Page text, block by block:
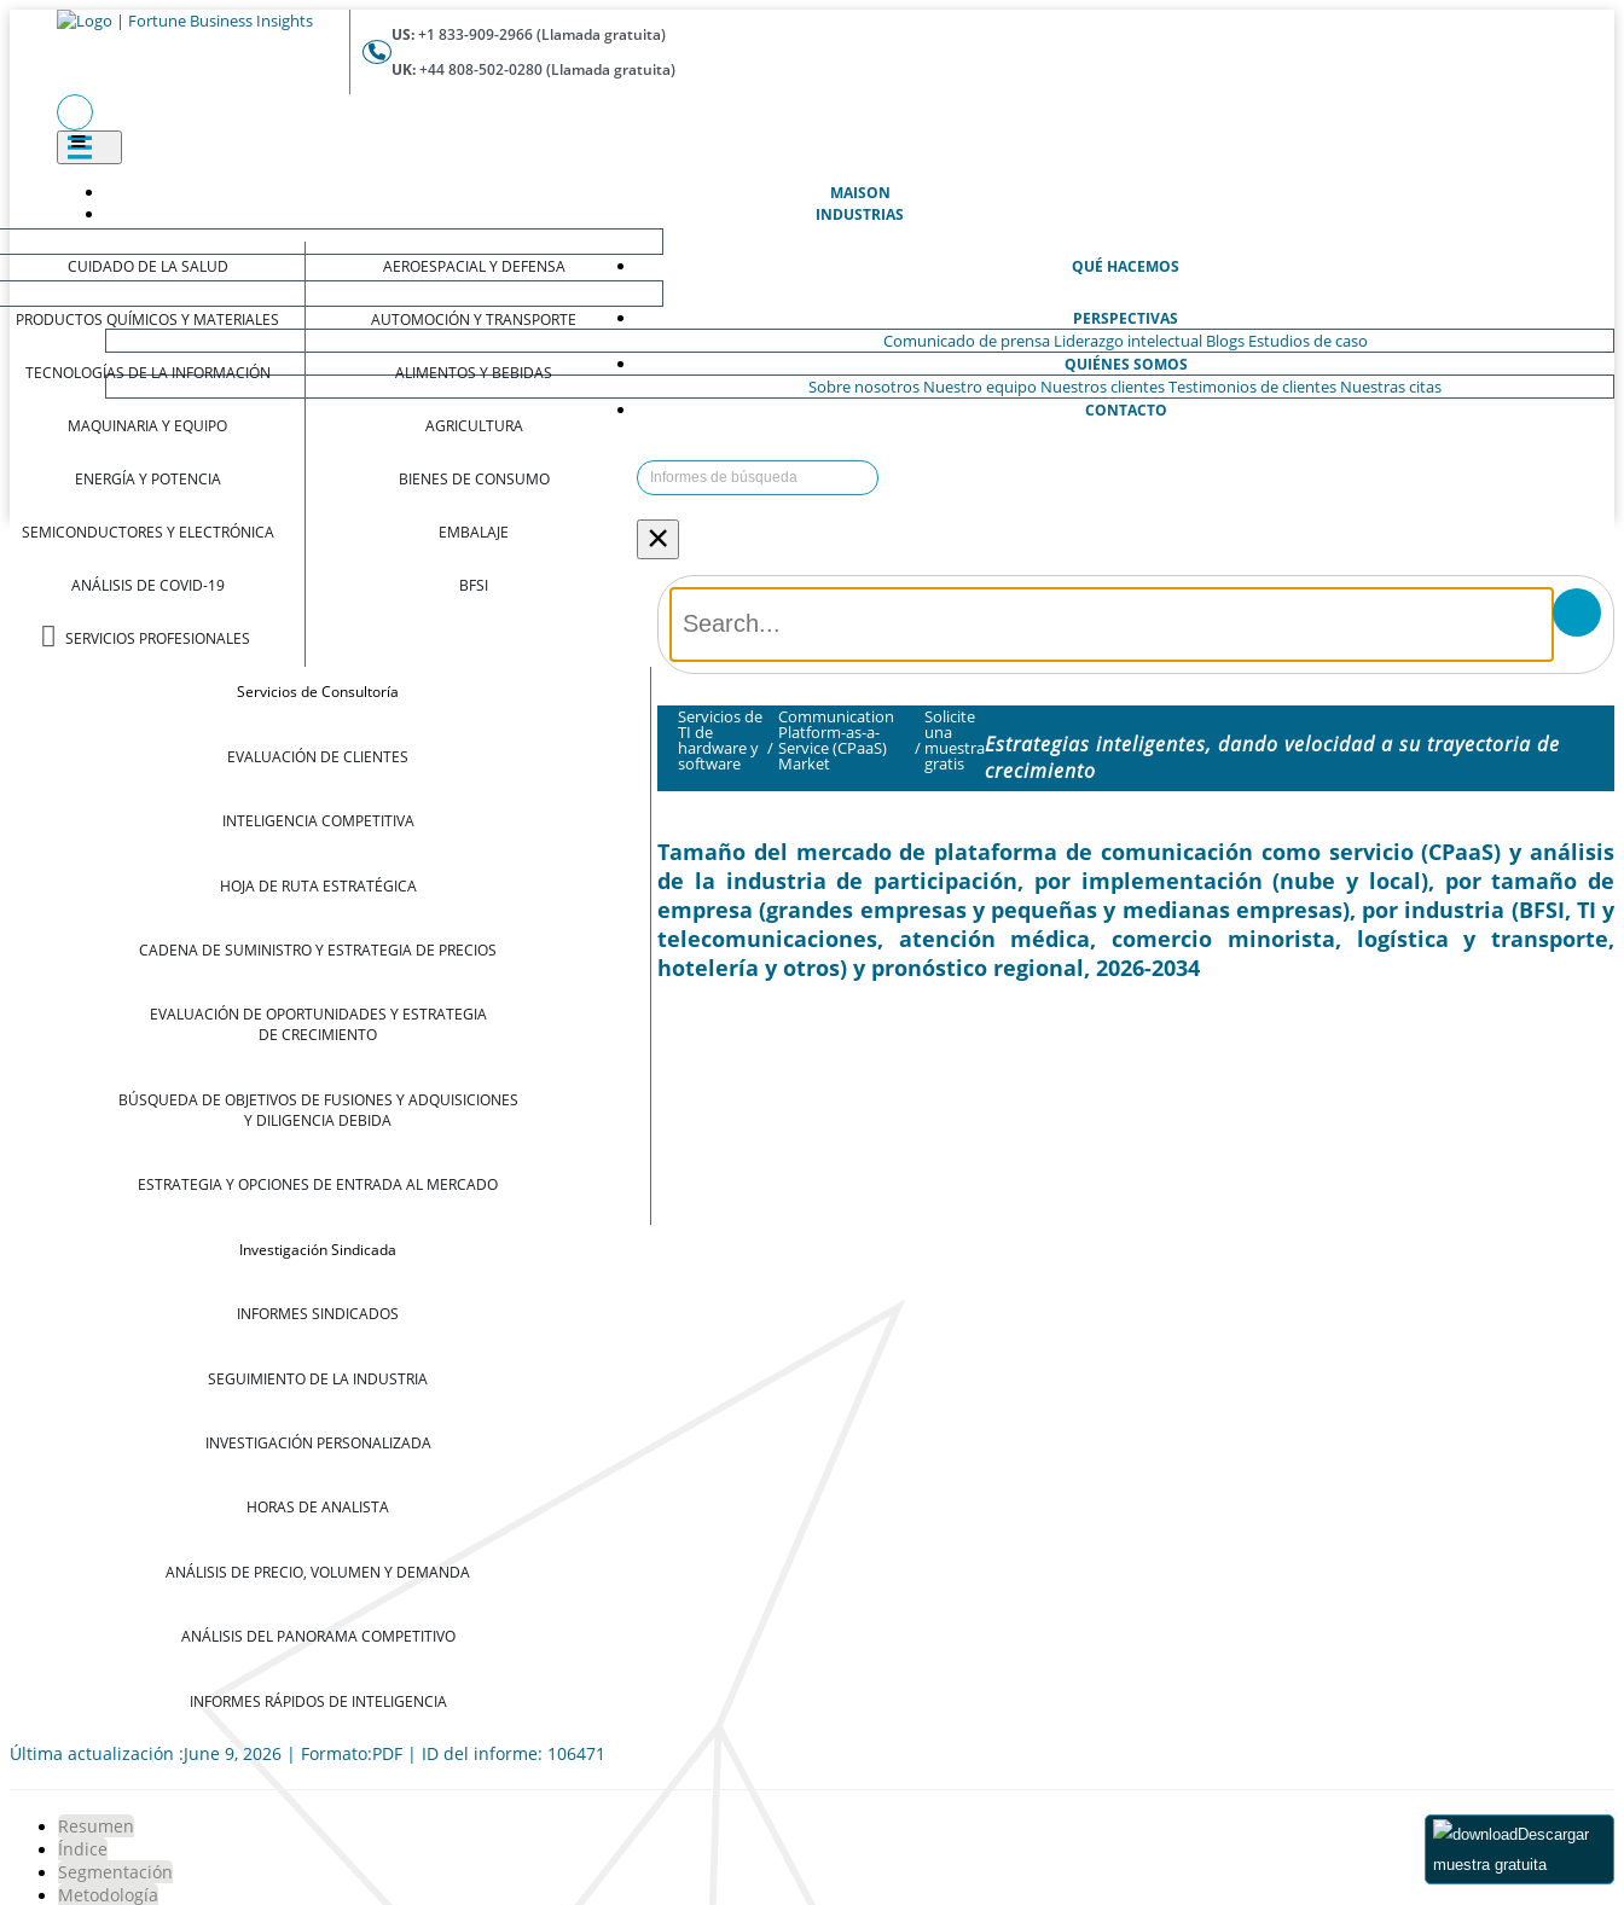
US:+1 833-909-2966 (Llamada gratuita)
UK:+44 808-502-0280 (Llamada gratuita)
MAISON(ACTUAL)
INDUSTRIAS
CUIDADO DE LA SALUD
PRODUCTOS QUÍMICOS Y MATERIALES
TECNOLOGÍAS DE LA INFORMACIÓN
MAQUINARIA Y EQUIPO
ENERGÍA Y POTENCIA
SEMICONDUCTORES Y ELECTRÓNICA
ANÁLISIS DE COVID-19
SERVICIOS PROFESIONALES
AEROESPACIAL Y DEFENSA
AUTOMOCIÓN Y TRANSPORTE
ALIMENTOS Y BEBIDAS
AGRICULTURA
BIENES DE CONSUMO
EMBALAJE
BFSI
QUÉ HACEMOS
Servicios de Consultoría
EVALUACIÓN DE CLIENTES
INTELIGENCIA COMPETITIVA
HOJA DE RUTA ESTRATÉGICA
CADENA DE SUMINISTRO Y ESTRATEGIA DE PRECIOS
EVALUACIÓN DE OPORTUNIDADES Y ESTRATEGIA
DE CRECIMIENTO
BÚSQUEDA DE OBJETIVOS DE FUSIONES Y ADQUISICIONES
Y DILIGENCIA DEBIDA
ESTRATEGIA Y OPCIONES DE ENTRADA AL MERCADO
Investigación Sindicada
INFORMES SINDICADOS
SEGUIMIENTO DE LA INDUSTRIA
INVESTIGACIÓN PERSONALIZADA
HORAS DE ANALISTA
ANÁLISIS DE PRECIO, VOLUMEN Y DEMANDA
ANÁLISIS DEL PANORAMA COMPETITIVO
INFORMES RÁPIDOS DE INTELIGENCIA
PERSPECTIVAS
Comunicado de prensa Liderazgo intelectual Blogs Estudios de caso
QUIÉNES SOMOS
Sobre nosotros Nuestro equipo Nuestros clientesTestimonios de clientes Nuestras citas
CONTACTO
×
Servicios de
TI de
hardware y
software
/
Communication
Platform-as-a-
Service (CPaaS)
Market
/
Solicite
una
muestra
gratis
Estrategias inteligentes, dando velocidad a su trayectoria de
crecimiento
Tamaño del mercado de plataforma de comunicación como servicio (CPaaS) y análisis
de la industria de participación, por implementación (nube y local), por tamaño de
empresa (grandes empresas y pequeñas y medianas empresas), por industria (BFSI, TI y
telecomunicaciones, atención médica, comercio minorista, logística y transporte,
hotelería y otros) y pronóstico regional, 2026-2034
Última actualización :June 9, 2026 | Formato:PDF | ID del informe: 106471
Resumen
Índice
Segmentación
Metodología
Descargar
muestra gratuita